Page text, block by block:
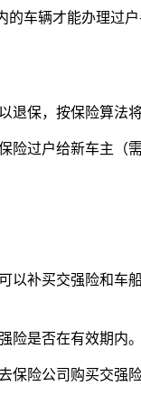
的车辆才能办理过
退保，按保险算法
险过户给新车主（
补买交强险和车
险是否在有效期内
保险公司购买交强